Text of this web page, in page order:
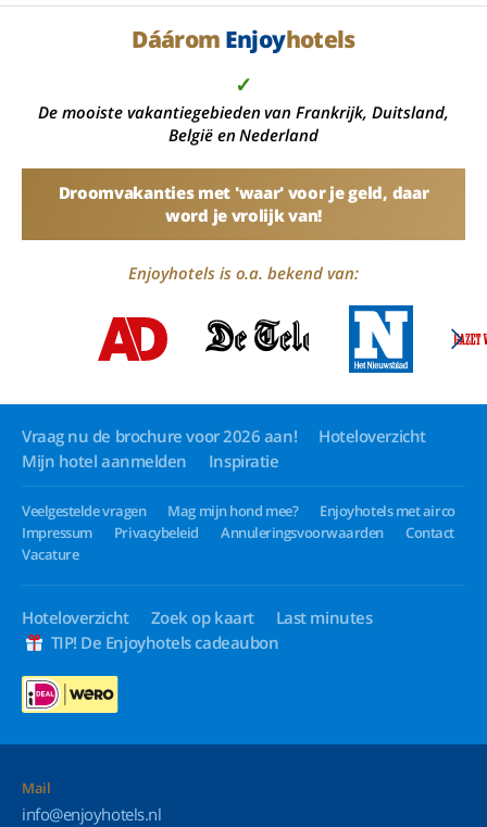
Dáárom Enjoyhotels
✓
De mooiste vakantiegebieden van Frankrijk, Duitsland,
België en Nederland
Droomvakanties met 'waar' voor je geld, daar
word je vrolijk van!
Enjoyhotels is o.a. bekend van:
Vraag nu de brochure voor 2026 aan!
Hoteloverzicht
Mijn hotel aanmelden
Inspiratie
Veelgestelde vragen Mag mijn hond mee?
Enjoyhotels met airco
Impressum
Privacybeleid Annuleringsvoorwaarden
Contact
Vacature
Hoteloverzicht Zoek op kaart
Last minutes
TIP! De Enjoyhotels cadeaubon
Mail
info@enjoyhotels.nl